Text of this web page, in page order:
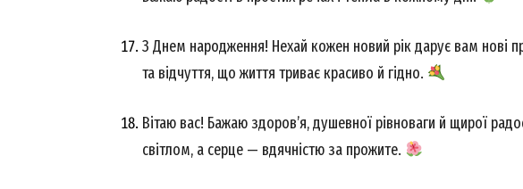
З Днем народження! Нехай кожен новий рік дарує вам нові
та відчуття, що життя триває красиво й гідно.
Вітаю вас! Бажаю здоров’я, душевної рівноваги й щирої
світлом, а серце — вдячністю за прожите.